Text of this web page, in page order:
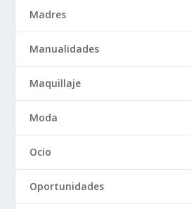
Madres
Manualidades
Maquillaje
Moda
Ocio
Oportunidades